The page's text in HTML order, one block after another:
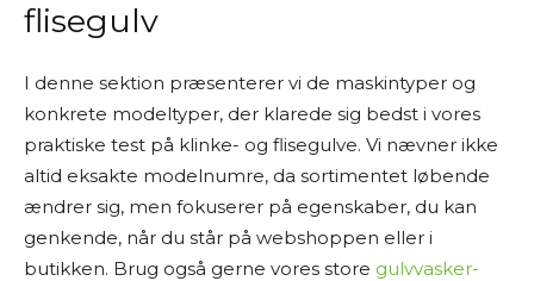
flisegulv
I denne sektion præsenterer vi de maskintyper og
konkrete modeltyper, der klarede sig bedst i vores
praktiske test på klinke- og flisegulve. Vi nævner ikke
altid eksakte modelnumre, da sortimentet løbende
ændrer sig, men fokuserer på egenskaber, du kan
genkende, når du står på webshoppen eller i
butikken. Brug også gerne vores store gulvvasker-